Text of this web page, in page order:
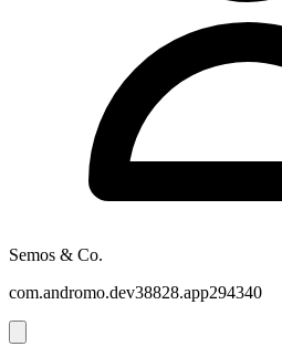
Semos & Co.
com.andromo.dev38828.app294340